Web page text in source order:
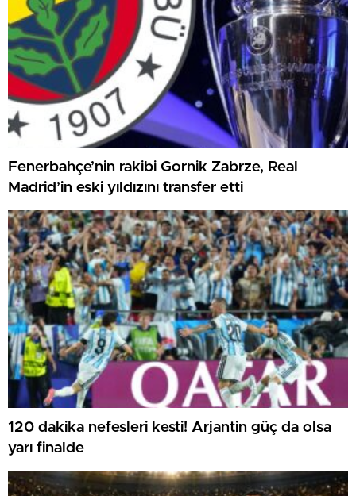
Fenerbahçe’nin rakibi Gornik Zabrze, Real
Madrid’in eski yıldızını transfer etti
120 dakika nefesleri kesti! Arjantin güç da olsa
yarı finalde